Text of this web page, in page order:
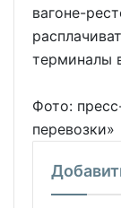
вагоне-
терминалы
Фото:
перевозки»